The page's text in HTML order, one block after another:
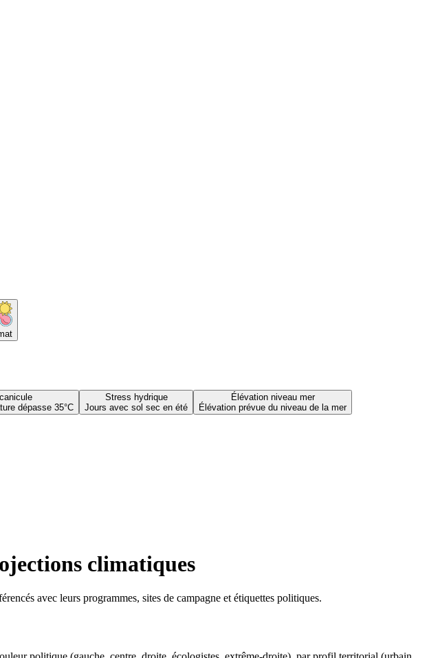
dépasse 35°C
Stress hydrique
Jours avec sol sec en été
Élévation niveau mer
Élévation prévue du niveau de la mer
climatiques
avec leurs programmes, sites de campagne et étiquettes politiques.